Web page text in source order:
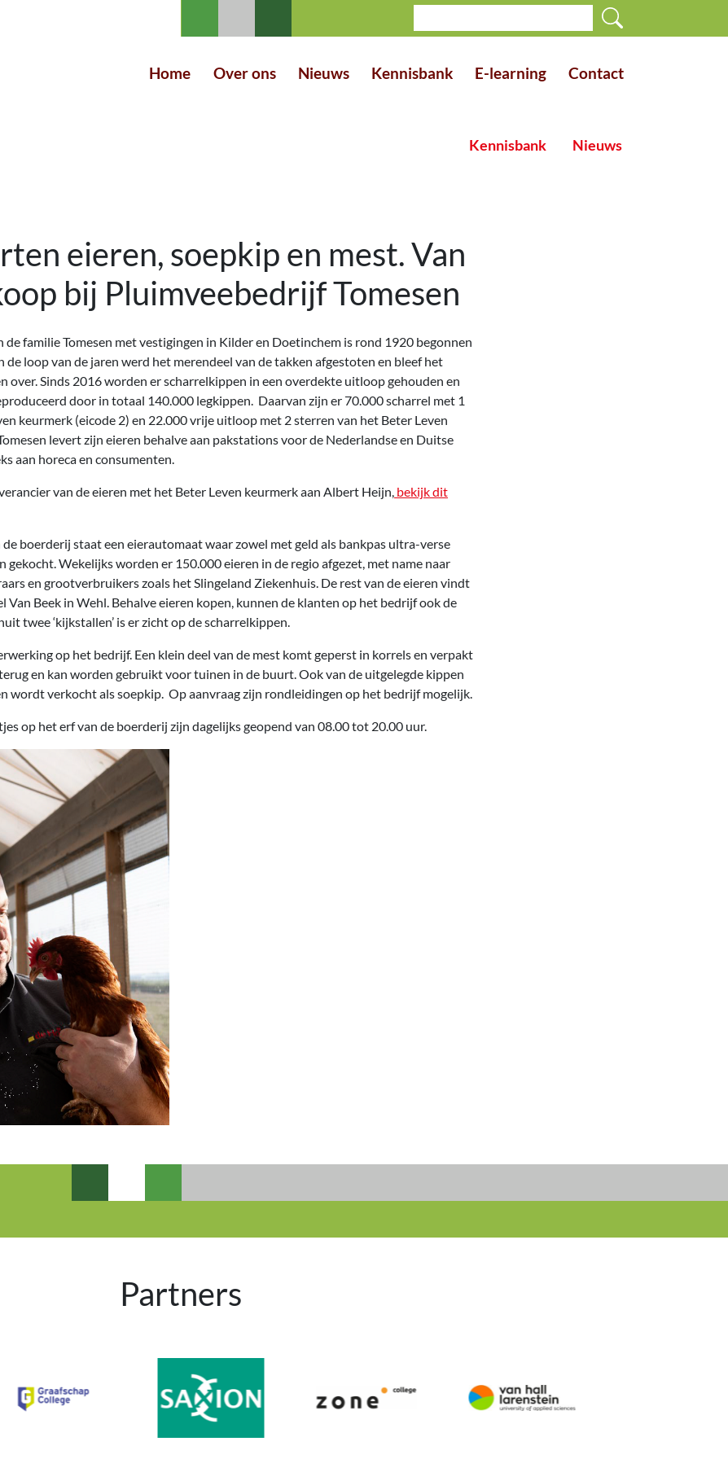
Home Over ons Nieuws Kennisbank E-learning Contact
Kennisbank Nieuws
eieren, soepkip en mest. Van
bij Pluimveebedrijf Tomesen
familie Tomesen met vestigingen in Kilder en Doetinchem is rond 1920 begonnen
de loop van de jaren werd het merendeel van de takken afgestoten en bleef het
over. Sinds 2016 worden er scharrelkippen in een overdekte uitloop gehouden en
door in totaal 140.000 legkippen. Daarvan zijn er 70.000 scharrel met 1
keurmerk (eicode 2) en 22.000 vrije uitloop met 2 sterren van het Beter Leven
levert zijn eieren behalve aan pakstations voor de Nederlandse en Duitse
aan horeca en consumenten.
van de eieren met het Beter Leven keurmerk aan Albert Heijn, bekijk dit
boerderij staat een eierautomaat waar zowel met geld als bankpas ultra-verse
gekocht. Wekelijks worden er 150.000 eieren in de regio afgezet, met name naar
en grootverbruikers zoals het Slingeland Ziekenhuis. De rest van de eieren vindt
Van Beek in Wehl. Behalve eieren kopen, kunnen de klanten op het bedrijf ook de
twee ‘kijkstallen’ is er zicht op de scharrelkippen.
op het bedrijf. Een klein deel van de mest komt geperst in korrels en verpakt
en kan worden gebruikt voor tuinen in de buurt. Ook van de uitgelegde kippen
wordt verkocht als soepkip. Op aanvraag zijn rondleidingen op het bedrijf mogelijk.
op het erf van de boerderij zijn dagelijks geopend van 08.00 tot 20.00 uur.
Partners